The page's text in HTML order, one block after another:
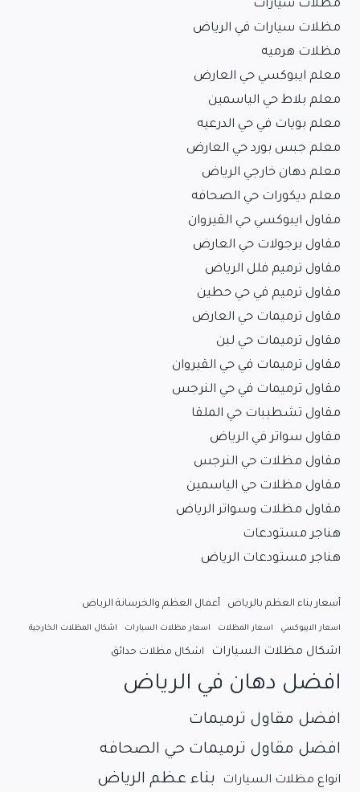
مظلات سيارات
مظلات سيارات في الرياض
مظلات هرميه
معلم ايبوكسي حي العارض
معلم بلاط حي الياسمين
معلم بويات في حي الدرعيه
معلم جبس بورد حي العارض
معلم دهان خارجي الرياض
معلم ديكورات حي الصحافه
مقاول ايبوكسي حي القيروان
مقاول برجولات حي العارض
مقاول ترميم فلل الرياض
مقاول ترميم في حي حطين
مقاول ترميمات حي العارض
مقاول ترميمات حي لبن
مقاول ترميمات في حي القيروان
مقاول ترميمات في حي النرجس
مقاول تشطيبات حي الملقا
مقاول سواتر في الرياض
مقاول مظلات حي النرجس
مقاول مظلات حي الياسمين
مقاول مظلات وسواتر الرياض
هناجر مستودعات
هناجر مستودعات الرياض
أسعار بناء العظم بالرياض أعمال العظم والخرسانة الرياض
اسعار الايبوكسي اسعار المظلات اسعار مظلات السيارات اشكال المظلات الخارجية
اشكال مظلات السيارات اشكال مظلات حدائق
افضل دهان في الرياض
افضل مقاول ترميمات
افضل مقاول ترميمات حي الصحافه
انواع مظلات السيارات بناء عظم الرياض